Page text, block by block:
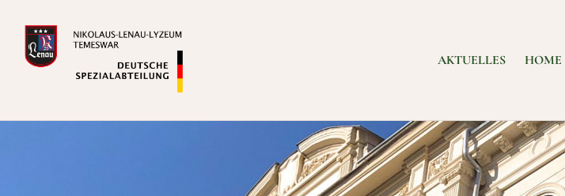
Inhalt
springen
Deutsche Spezialabteilung
AKTUELLES HOME